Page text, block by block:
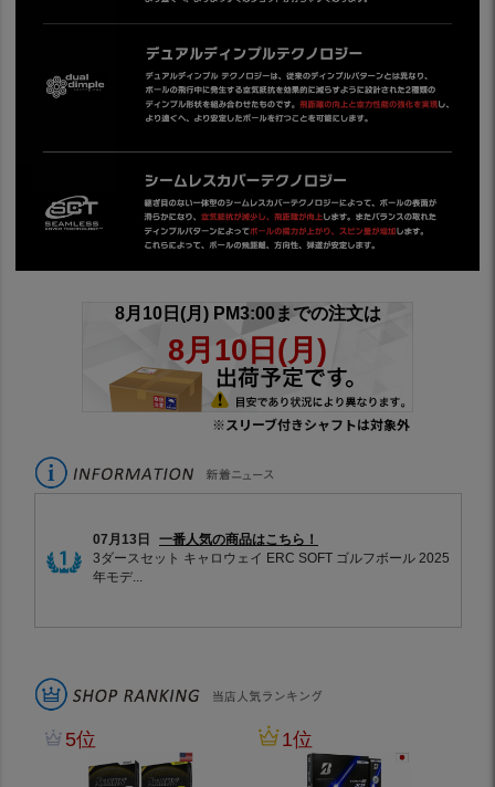
※スリーブ付きシャフトは対象外